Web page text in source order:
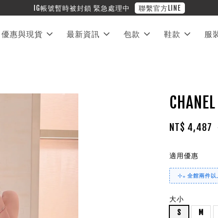
❤︎ 全館滿兩萬享免運
優惠與現貨 最新資訊 包款 鞋款 服
NT$ 4,487
適用優惠
⊹₊ 全館兩件
大小
S
M